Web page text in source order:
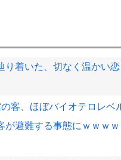
り着いた、切なく温かい恋
の客、ほぼバイオテロレベ
が避難する事態にｗｗｗｗ